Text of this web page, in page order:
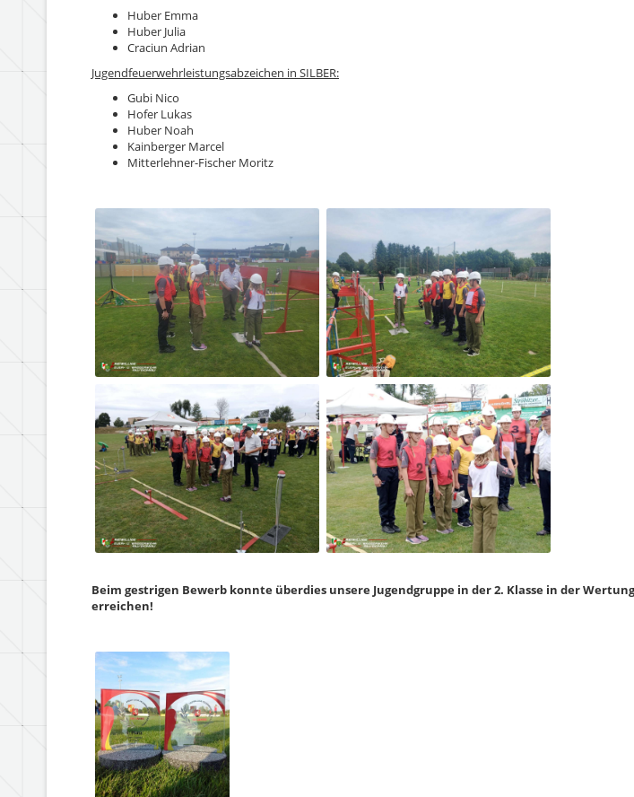
Huber Emma
Huber Julia
Craciun Adrian
Jugendfeuerwehrleistungsabzeichen in SILBER:
Gubi Nico
Hofer Lukas
Huber Noah
Kainberger Marcel
Mitterlehner-Fischer Moritz
Beim gestrigen Bewerb konnte überdies unsere Jugendgruppe in der 2. Klasse in der
erreichen!